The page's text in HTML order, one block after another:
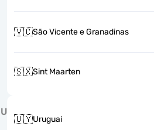
🇻🇨São Vicente e Granadinas
🇸🇽Sint Maarten
U
🇺🇾Uruguai